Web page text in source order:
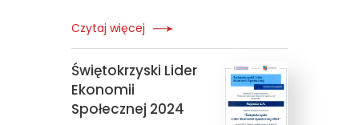
Czytaj więcej
Świętokrzyski Lider
Ekonomii
Społecznej 2024